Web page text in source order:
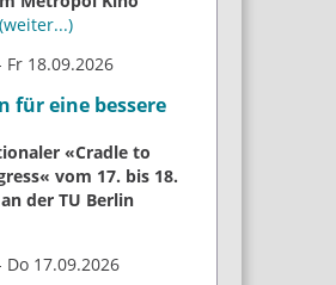
Fr 18.09.2026
für eine bessere
«Cradle to
vom 17. bis 18.
der TU Berlin
Do 17.09.2026